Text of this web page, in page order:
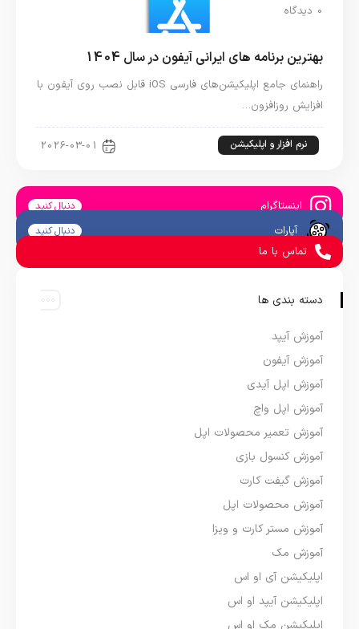
0 دیدگاه
بهترین برنامه های ایرانی آیفون در سال 1404
راهنمای جامع اپلیکیشن‌های فارسی iOS قابل نصب روی آیفون با
افزایش روزافزون…
نرم افزار و اپلیکیشن 2026-03-01
اینستاگرام دنبال کنید
آپارات دنبال کنید
تماس با ما
دسته بندی ها
آموزش آیپد
آموزش آیفون
آموزش اپل آیدی
آموزش اپل واچ
آموزش تعمیر محصولات اپل
آموزش کنسول بازی
آموزش گیفت کارت
آموزش محصولات اپل
آموزش مستر کارت و ویزا
آموزش مک
اپلیکیشن آی او اس
اپلیکیشن آیپد او اس
اپلیکیشن مک او اس